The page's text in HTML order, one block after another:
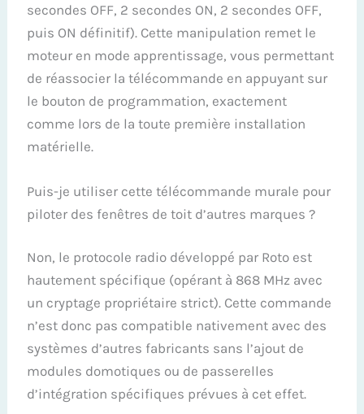
secondes OFF, 2 secondes ON, 2 secondes OFF,
puis ON définitif). Cette manipulation remet le
moteur en mode apprentissage, vous permettant
de réassocier la télécommande en appuyant sur
le bouton de programmation, exactement
comme lors de la toute première installation
matérielle.
Puis-je utiliser cette télécommande murale pour
piloter des fenêtres de toit d’autres marques ?
Non, le protocole radio développé par Roto est
hautement spécifique (opérant à 868 MHz avec
un cryptage propriétaire strict). Cette commande
n’est donc pas compatible nativement avec des
systèmes d’autres fabricants sans l’ajout de
modules domotiques ou de passerelles
d’intégration spécifiques prévues à cet effet.